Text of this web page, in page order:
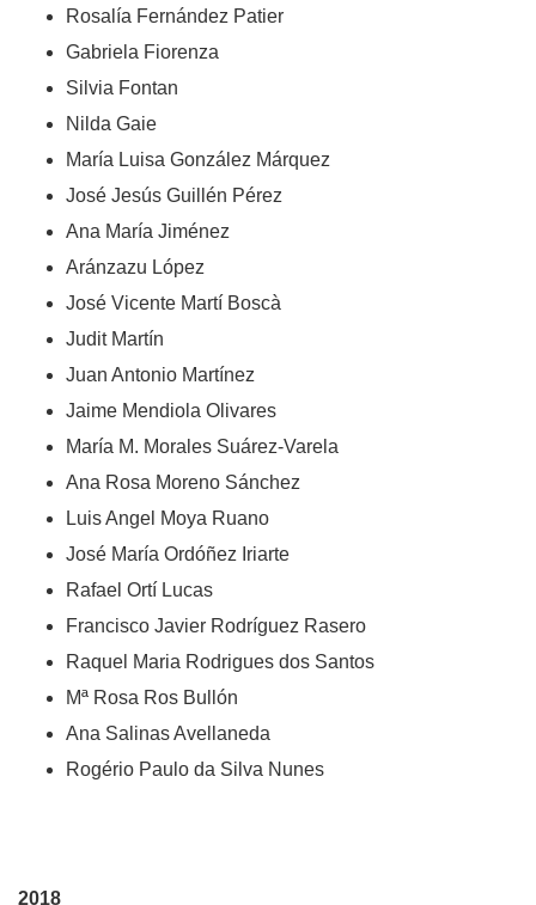
Rosalía Fernández Patier
Gabriela Fiorenza
Silvia Fontan
Nilda Gaie
María Luisa González Márquez
José Jesús Guillén Pérez
Ana María Jiménez
Aránzazu López
José Vicente Martí Boscà
Judit Martín
Juan Antonio Martínez
Jaime Mendiola Olivares
María M. Morales Suárez-Varela
Ana Rosa Moreno Sánchez
Luis Angel Moya Ruano
José María Ordóñez Iriarte
Rafael Ortí Lucas
Francisco Javier Rodríguez Rasero
Raquel Maria Rodrigues dos Santos
Mª Rosa Ros Bullón
Ana Salinas Avellaneda
Rogério Paulo da Silva Nunes
2018